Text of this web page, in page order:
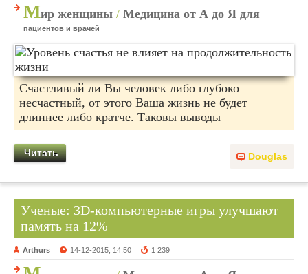
Мир женщины / Медицина от А до Я для
пациентов и врачей
Счастливый ли Вы человек либо глубоко
несчастный, от этого Ваша жизнь не будет
длиннее либо кратче. Таковы выводы
Douglas
Читать
Ученые: 3D-компьютерные игры улучшают
память на 12%
Arthurs 14-12-2015, 14:50 1 239